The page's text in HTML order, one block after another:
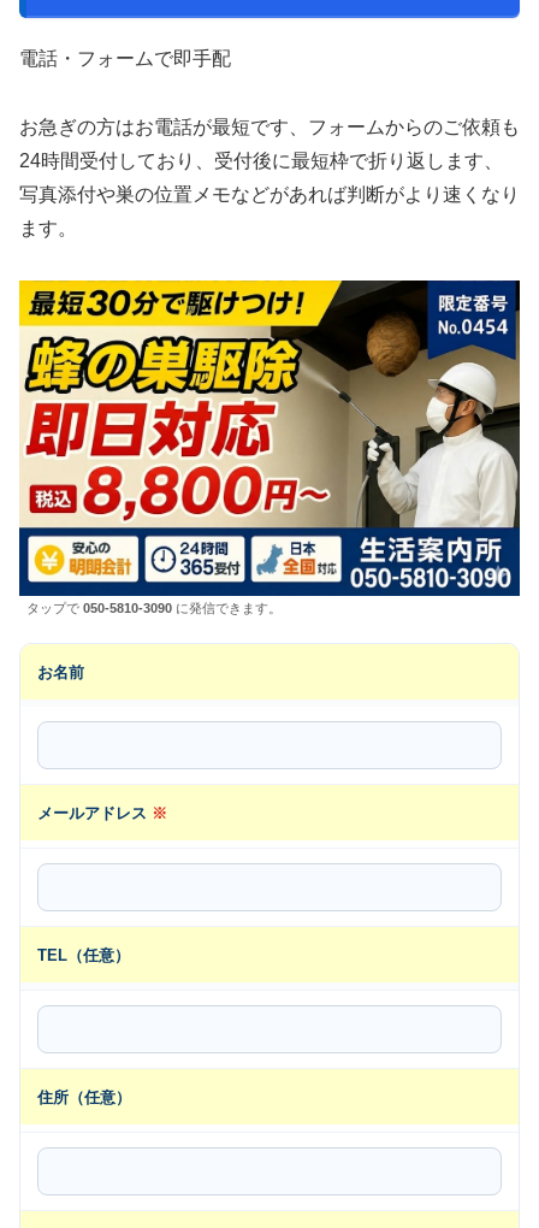
電話・フォームで即手配
お急ぎの方はお電話が最短です、フォームからのご依頼も
24時間受付しており、受付後に最短枠で折り返します、
写真添付や巣の位置メモなどがあれば判断がより速くなり
ます。
タップで 050-5810-3090 に発信できます。
お名前
メールアドレス ※
TEL（任意）
住所（任意）